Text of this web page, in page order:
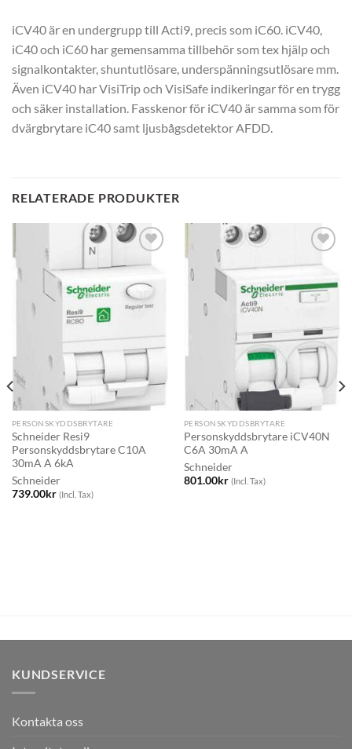
iCV40 är en undergrupp till Acti9, precis som iC60. iCV40,
iC40 och iC60 har gemensamma tillbehör som tex hjälp och
signalkontakter, shuntutlösare, underspänningsutlösare mm.
Även iCV40 har VisiTrip och VisiSafe indikeringar för en trygg
och säker installation. Fasskenor för iCV40 är samma som för
dvärgbrytare iC40 samt ljusbågsdetektor AFDD.
RELATERADE PRODUKTER
PERSONSKYDDSBRYTARE
Schneider Resi9
Personskyddsbrytare C10A
30mA A 6kA
Schneider
739.00kr (Incl. Tax)
PERSONSKYDDSBRYTARE
Personskyddsbrytare iCV40N
C6A 30mA A
Schneider
801.00kr (Incl. Tax)
KUNDSERVICE
Kontakta oss